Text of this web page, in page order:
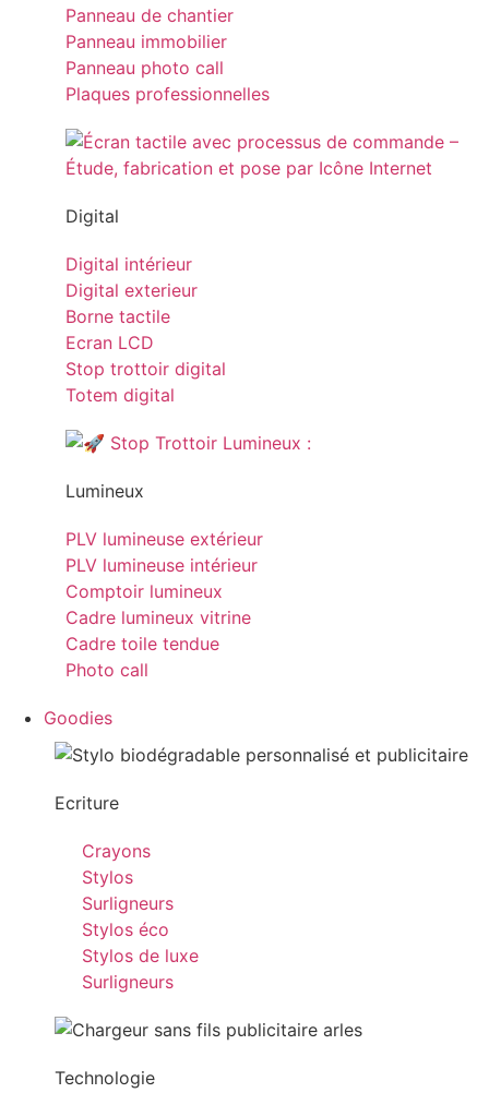
Panneau de chantier
Panneau immobilier
Panneau photo call
Plaques professionnelles
Digital
Digital intérieur
Digital exterieur
Borne tactile
Ecran LCD
Stop trottoir digital
Totem digital
Lumineux
PLV lumineuse extérieur
PLV lumineuse intérieur
Comptoir lumineux
Cadre lumineux vitrine
Cadre toile tendue
Photo call
Goodies
Ecriture
Crayons
Stylos
Surligneurs
Stylos éco
Stylos de luxe
Surligneurs
Technologie